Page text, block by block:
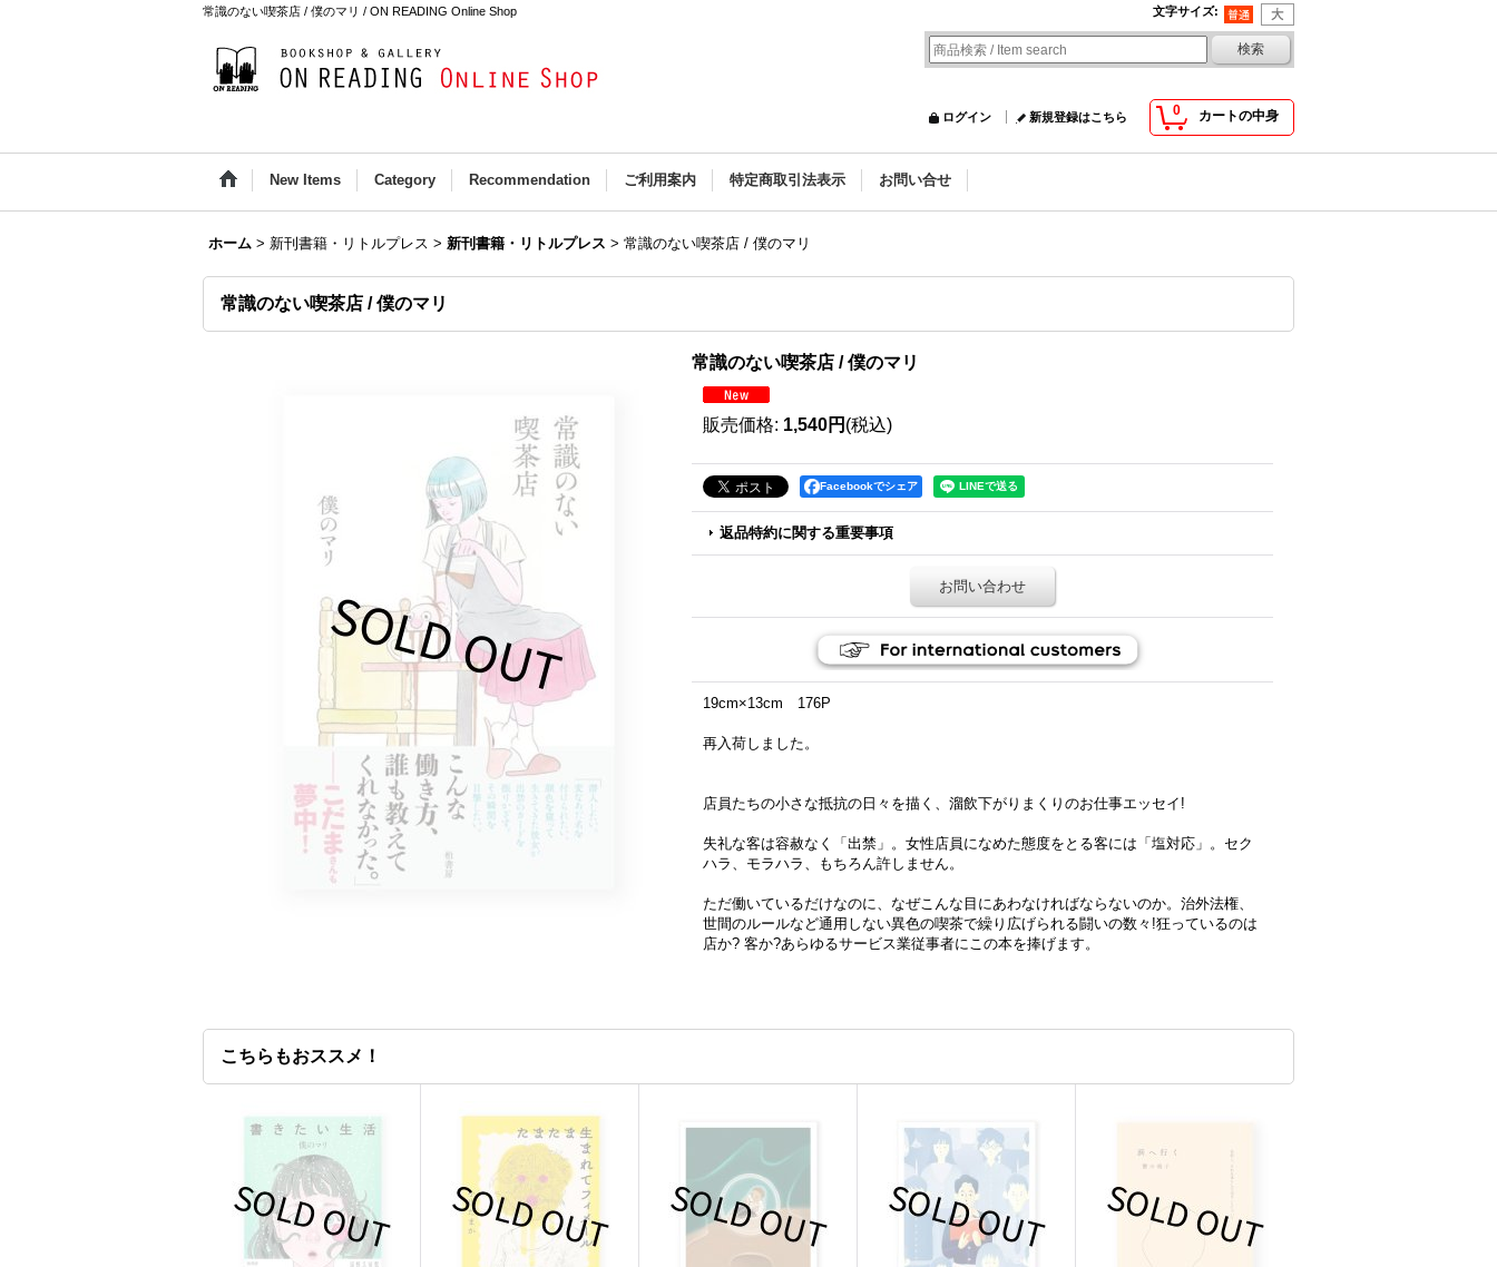
常識のない喫茶店 / 僕のマリ / ON READING Online Shop 文字サイズ:
0 カートの中身
ログイン 新規登録はこちら
New Items Category Recommendation ご利用案内 特定商取引法表示 お問い合せ
ホーム > 新刊書籍・リトルプレス > 新刊書籍・リトルプレス > 常識のない喫茶店 / 僕のマリ
常識のない喫茶店 / 僕のマリ
常識のない喫茶店 / 僕のマリ
販売価格: 1,540円 (税込)
Facebookでシェア
返品特約に関する重要事項
お問い合わせ
19cm×13cm 176P
再入荷しました。
店員たちの小さな抵抗の日々を描く、溜飲下がりまくりのお仕事エッセイ!
失礼な客は容赦なく「出禁」。女性店員になめた態度をとる客には「塩対応」。セク
ハラ、モラハラ、もちろん許しません。
ただ働いているだけなのに、なぜこんな目にあわなければならないのか。治外法権、
世間のルールなど通用しない異色の喫茶で繰り広げられる闘いの数々!狂っているのは
店か? 客か?あらゆるサービス業従事者にこの本を捧げます。
こちらもおススメ！